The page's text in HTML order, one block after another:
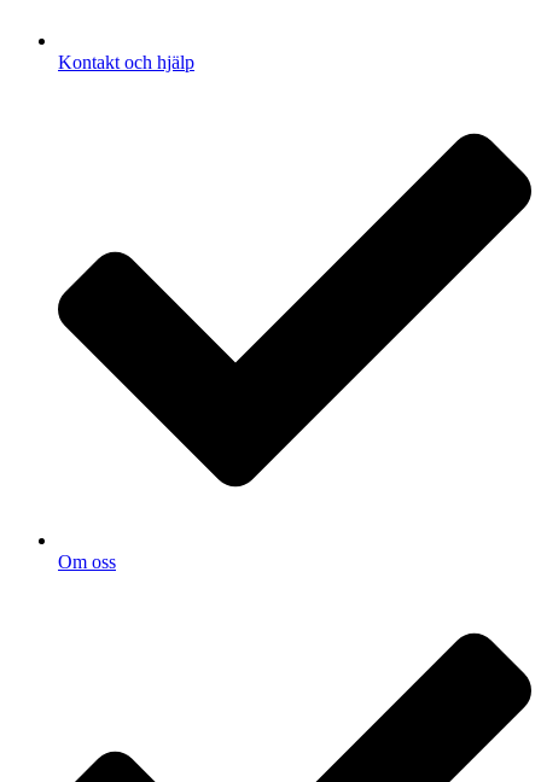
Kontakt och hjälp
Om oss